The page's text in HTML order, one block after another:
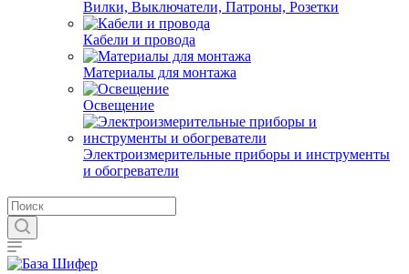
Вилки, Выключатели, Патроны, Розетки
Кабели и провода
Материалы для монтажа
Освещение
Электроизмерительные приборы и инструменты
и обогреватели